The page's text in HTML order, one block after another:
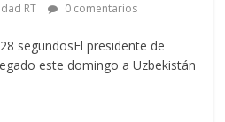
RT 0 comentarios
segundosEl presidente de
este domingo a Uzbekistán